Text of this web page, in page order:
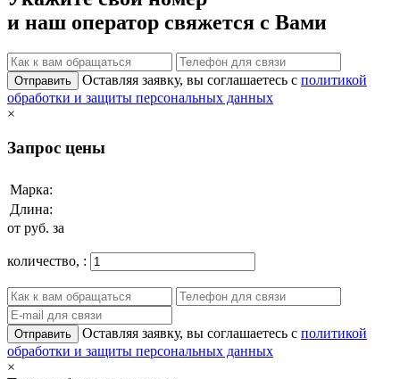
и наш оператор свяжется с Вами
Отправить Оставляя заявку, вы соглашаетесь с политикой
обработки и защиты персональных данных
×
Запрос цены
Марка:
Длина:
от руб. за
количество, :
Отправить Оставляя заявку, вы соглашаетесь с политикой
обработки и защиты персональных данных
×